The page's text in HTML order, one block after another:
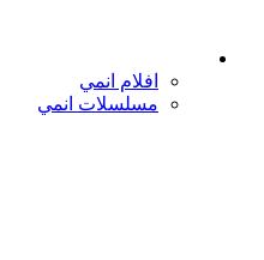
افلام انمي
مسلسلات انمي